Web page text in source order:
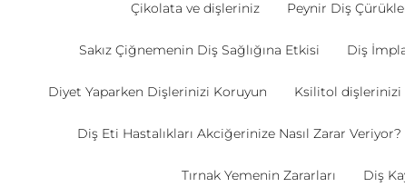
Çikolata ve dişleriniz Peynir Diş
Sakız Çiğnemenin Diş Sağlığına Etkisi Diş
Diyet Yaparken Dişlerinizi Koruyun Ksilitol dişlerinizi
Diş Eti Hastalıkları Akciğerinize Nasıl Zarar Veriyor?
Tırnak Yemenin Zararları Diş